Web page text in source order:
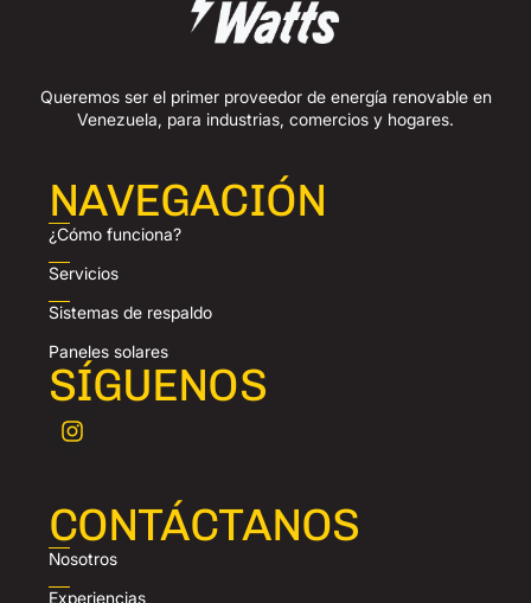
Queremos ser el primer proveedor de energía renovable en
Venezuela, para industrias, comercios y hogares.
NAVEGACIÓN
¿Cómo funciona?
Servicios
Sistemas de respaldo
Paneles solares
SÍGUENOS
CONTÁCTANOS
Nosotros
Experiencias